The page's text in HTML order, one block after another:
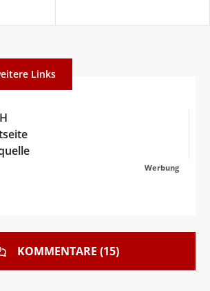
Links
Werbung
KOMMENTARE (15)